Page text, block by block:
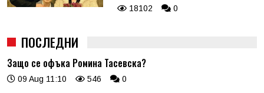
18102 0
ПОСЛЕДНИ
Защо се офъка Ромина Тасевска?
09 Aug 11:10 546 0